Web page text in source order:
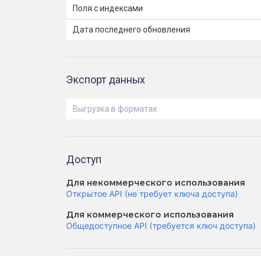
Поля с индексами
Дата последнего обновления
Экспорт данных
Выгрузка в форматах
Доступ
Для некоммерческого использования
Открытое API (не требует ключа доступа)
Для коммерческого использования
Общедоступное API (требуется ключ доступа)